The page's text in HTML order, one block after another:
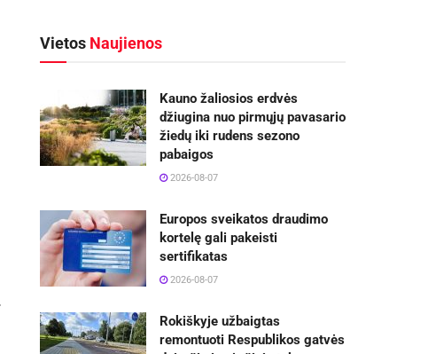
Vietos Naujienos
Kauno žaliosios erdvės
džiugina nuo pirmųjų pavasario
žiedų iki rudens sezono
pabaigos
2026-08-07
Europos sveikatos draudimo
kortelę gali pakeisti
sertifikatas
2026-08-07
Rokiškyje užbaigtas
remontuoti Respublikos gatvės